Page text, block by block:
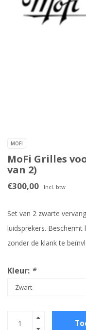
MOFI
MoFi Grilles
van 2)
€300,00 Incl. btw
Set van 2 zwarte
luidsprekers. Beschermt
zonder de klank te
Kleur: *